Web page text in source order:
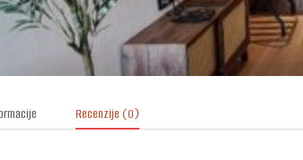
Recenzije (0)